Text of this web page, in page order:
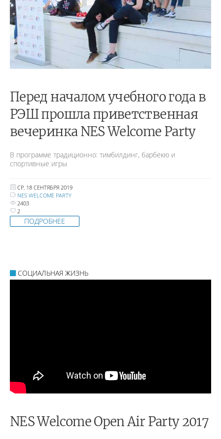
Перед началом учебного года в
РЭШ прошла приветственная
вечеринка NES Welcome Party
В программе традиционно: тимбилдинг, барбекю и
спортивные игры
СР, 18 СЕНТЯБРЯ 2019
NES WELCOME PARTY
2403
2
ПОДРОБНЕЕ
СОЦИАЛЬНАЯ ЖИЗНЬ
NES Welcome Open Air Party 2017